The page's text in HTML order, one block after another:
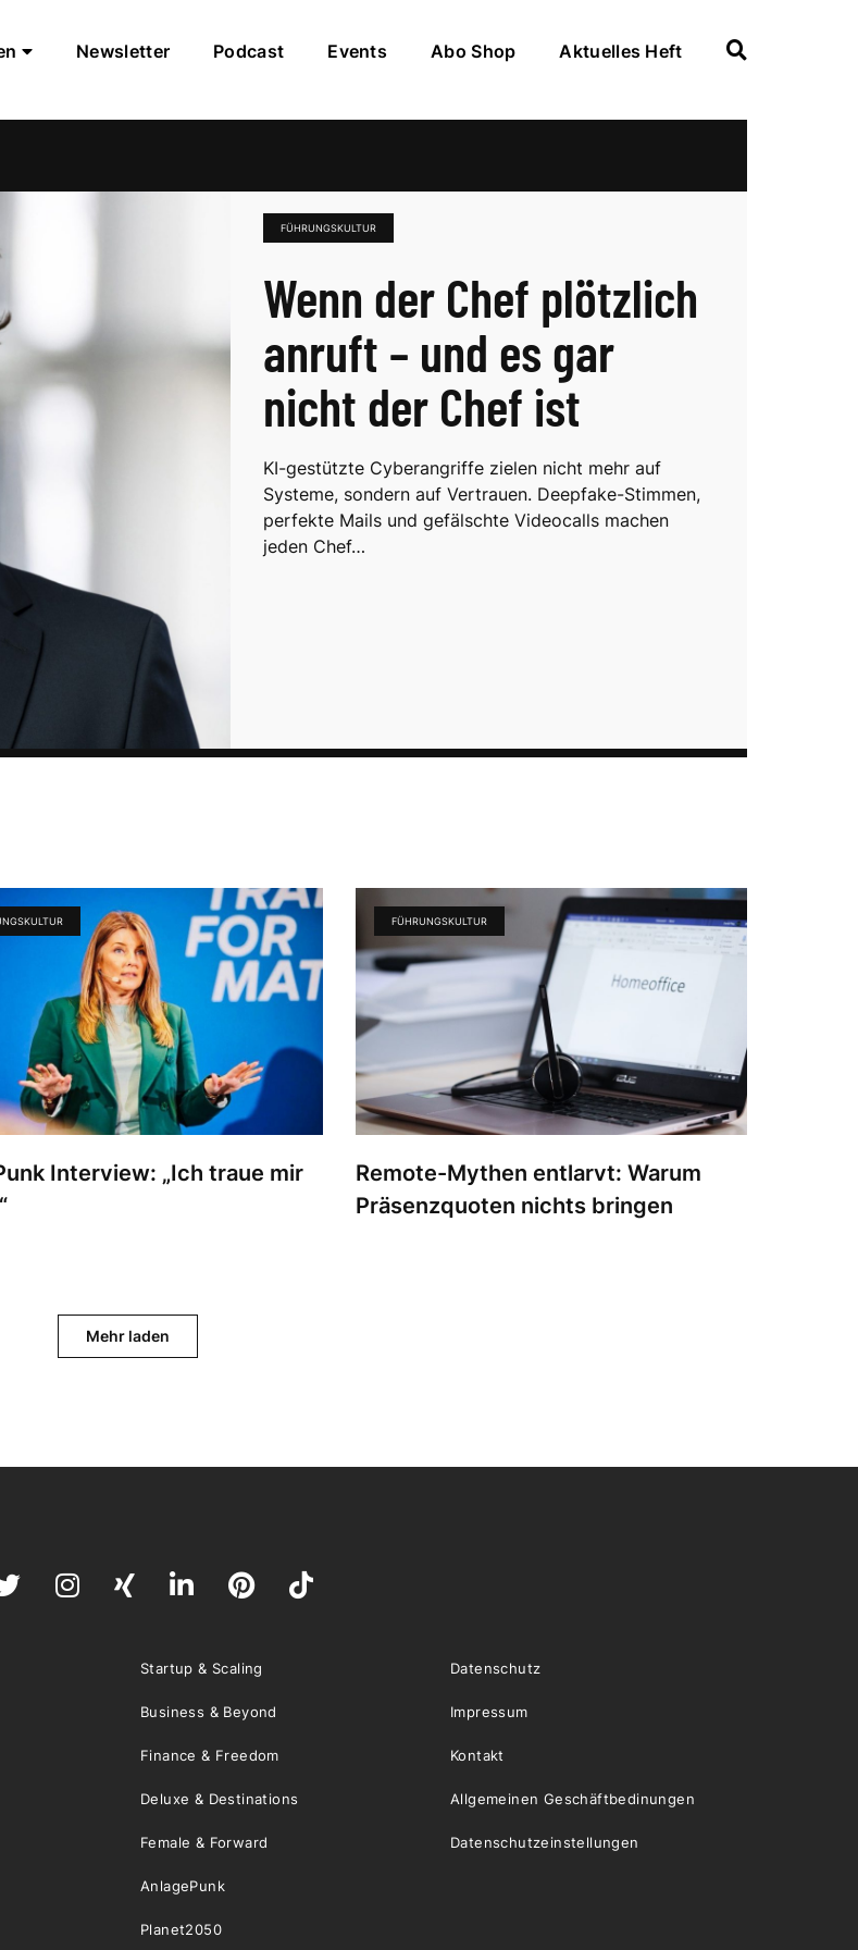
Newsletter Podcast Events Abo Shop Aktuelles Heft
FÜHRUNGSKULTUR
Wenn der Chef plötzlich
anruft – und es gar
nicht der Chef ist
KI-gestützte Cyberangriffe zielen nicht mehr auf
Systeme, sondern auf Vertrauen. Deepfake-Stimmen,
perfekte Mails und gefälschte Videocalls machen
jeden Chef…
Interview: „Ich traue mir
Remote-Mythen entlarvt: Warum
Präsenzquoten nichts bringen
FÜHRUNGSKULTUR
Mehr laden
Startup & Scaling
Business & Beyond
Finance & Freedom
Deluxe & Destinations
Female & Forward
AnlagePunk
Planet2050
Datenschutz
Impressum
Kontakt
Allgemeinen Geschäftbedinungen
Datenschutzeinstellungen